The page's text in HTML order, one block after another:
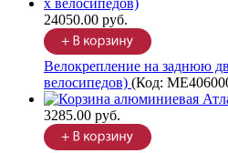
24050.00 руб.
Велокрепление на заднюю
велосипедов) (Код:
3285.00 руб.